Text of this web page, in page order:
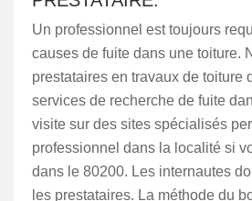
Un professionnel est toujours
causes de fuite dans une toiture.
prestataires en travaux de toiture
services de recherche de fuite
visite sur des sites spécialisés
professionnel dans la localité si
dans le 80200. Les internautes
les prestataires. La méthode du